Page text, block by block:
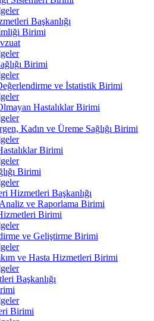
Başkanlığı
Birimi
Birimi
ve İstatistik Birimi
Hastalıklar Birimi
Kadın ve Üreme Sağlığı Birimi
Birimi
Birimi
Hizmetleri Başkanlığı
ve Raporlama Birimi
Birimi
ve Geliştirme Birimi
ve Hasta Hizmetleri Birimi
Başkanlığı
Birimi